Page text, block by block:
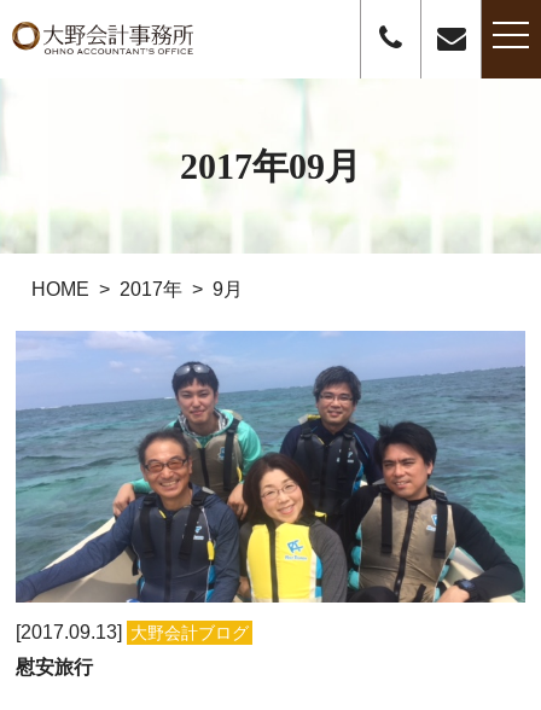
t
o
g
2017年09月
HOME 2017年 9月
2017.09.13 大野会計ブログ
慰安旅行